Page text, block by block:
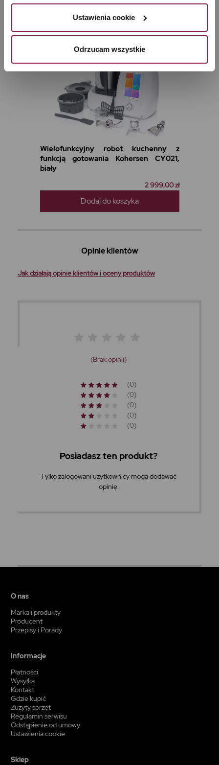
prywatności. W związku z korzystaniem z cookies w
celu personalizacji reklam i dokonywania pomiarów
Ustawienia cookie
Odrzucam wszystkie
Wielofunkcyjny robot kuchenny z
funkcją gotowania Kohersen CY021,
biały
2 999,00 zł
Dodaj do koszyka
Opinie klientów
Jak działają opinie klientów i oceny produktów
(Brak opinii)
(0)
(0)
(0)
(0)
(0)
Posiadasz ten produkt?
Tylko zalogowani użytkownicy mogą dodawać
opinię.
O nas
Marka i produkty
Producent
Przepisy i Porady
Informacje
Płatności
Wysyłka
Kontakt
Gdzie kupić
Zużyty sprzęt
Regulamin serwisu
Odstąpienie od umowy
Ustawienia cookie
Sklep